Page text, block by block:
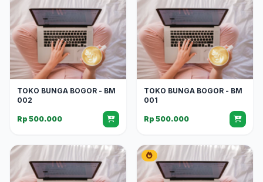
TOKO BUNGA BOGOR - BM
002
Rp 500.000
TOKO BUNGA BOGOR - BM
001
Rp 500.000